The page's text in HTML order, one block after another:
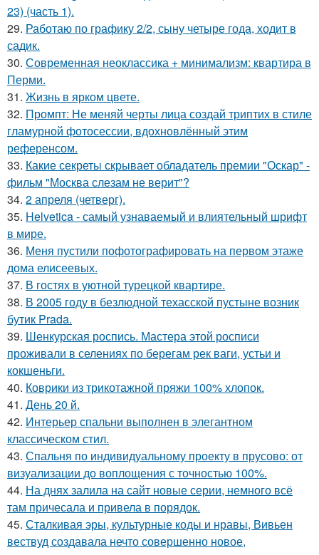
23) (часть 1).
29. Работаю по графику 2/2, сыну четыре года, ходит в
садик.
30. Современная неоклассика + минимализм: квартира в
Перми.
31. Жизнь в ярком цвете.
32. Промпт: Не меняй черты лица создай триптих в стиле
гламурной фотосессии, вдохновлённый этим
референсом.
33. Какие секреты скрывает обладатель премии "Оскар" -
фильм "Москва слезам не верит"?
34. 2 апреля (четверг).
35. Helvetica - самый узнаваемый и влиятельный шрифт
в мире.
36. Меня пустили пофотографировать на первом этаже
дома елисеевых.
37. В гостях в уютной турецкой квартире.
38. В 2005 году в безлюдной техасской пустыне возник
бутик Prada.
39. Шенкурская роспись. Мастера этой росписи
проживали в селениях по берегам рек ваги, устьи и
кокшеньги.
40. Коврики из трикотажной пряжи 100% хлопок.
41. День 20 й.
42. Интерьер спальни выполнен в элегантном
классическом стил.
43. Спальня по индивидуальному проекту в прусово: от
визуализации до воплощения с точностью 100%.
44. На днях залила на сайт новые серии, немного всё
там причесала и привела в порядок.
45. Сталкивая эры, культурные коды и нравы, Вивьен
вествуд создавала нечто совершенно новое,